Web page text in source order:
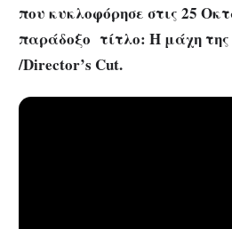
που κυκλοφόρησε στις 25
παράδοξο τίτλο: Η μάχη της
/Director’s Cut.